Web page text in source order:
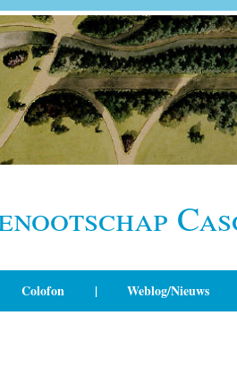
Colofon | Weblog/Nieuws